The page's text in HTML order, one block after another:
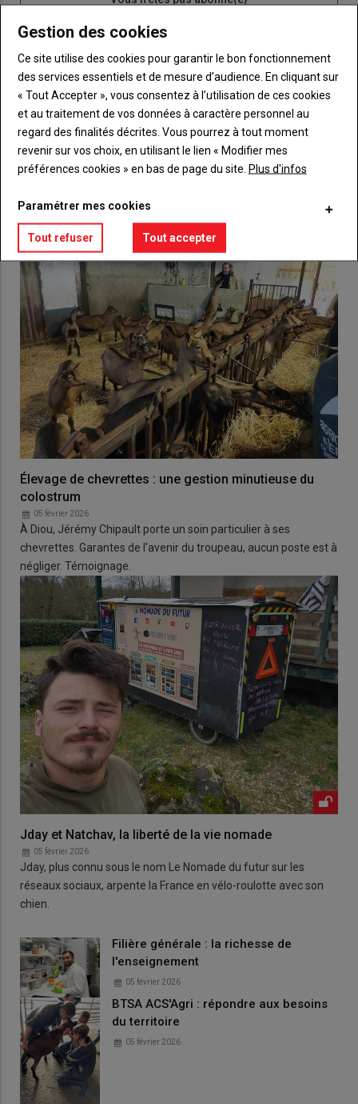
BodyChoisissez votre formule et créez votre
compte pour accéder à tout {nom-site}.
Lien Créez un compte
Élevage de chevrettes : une gestion minutieuse du
colostrum
05 février 2026
À Diou, Jérémy Chipault porte un soin particulier à ses
chevrettes. Garantes de l'avenir du troupeau, aucun poste est à
négliger. Témoignage.
Jday et Natchav, la liberté de la vie nomade
05 février 2026
Jday, plus connu sous le nom Le Nomade du futur sur les
réseaux sociaux, arpente la France en vélo-roulotte avec son
chien.
Filière générale : la richesse de
l'enseignement
05 février 2026
BTSA ACS'Agri : répondre aux besoins
du territoire
05 février 2026
Gestion des cookies
Ce site utilise des cookies pour garantir le bon fonctionnement
des services essentiels et de mesure d’audience. En cliquant sur
« Tout Accepter », vous consentez à l’utilisation de ces cookies
et au traitement de vos données à caractère personnel au
regard des finalités décrites. Vous pourrez à tout moment
revenir sur vos choix, en utilisant le lien « Modifier mes
préférences cookies » en bas de page du site. Plus d'infos
Paramétrer mes cookies
Tout refuser Tout accepter